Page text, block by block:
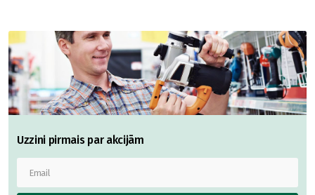
Uzzini pirmais par akcijām